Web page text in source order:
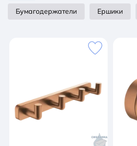
Бумагодержатели Ершики